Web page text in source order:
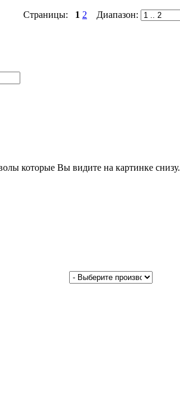
Страницы: 1 2 Диапазон:
которые Вы видите на картинке снизу.